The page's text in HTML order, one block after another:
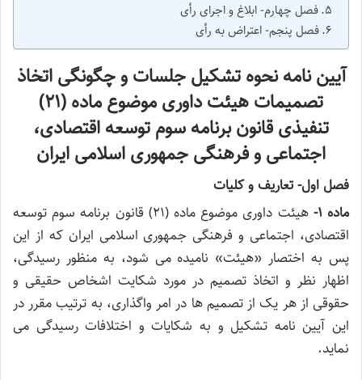
فصل چهارم- ابلاغ و اجرای رأی
فصل پنجم- اعتراض به رأی
آیین نامه نحوه تشکیل جلسات و چگونگی اتخاذ
تصمیمات هیئت داوری موضوع ماده (۲۱)
تنفیذی قانون برنامه سوم توسعه اقتصادی،
اجتماعی و فرهنگی جمهوری اسلامی ایران
فصل اول- تعاریف و کلیات
ماده ۱-
هیئت داوری موضوع ماده (۲۱) قانون برنامه سوم توسعه
اقتصادی، اجتماعی و فرهنگی جمهوری اسلامی ایران که از این
پس به اختصار «هیئت» نامیده می شود، به منظور رسیدگی،
اظهار نظر و اتخاذ تصمیم در مورد شکایت اشخاص حقیقی و
حقوقی از هر یک از تصمیم ها در امر واگذاری، به ترتیب مقرر در
این آیین نامه تشکیل و به شکایات و اختلافات رسیدگی می
نماید.